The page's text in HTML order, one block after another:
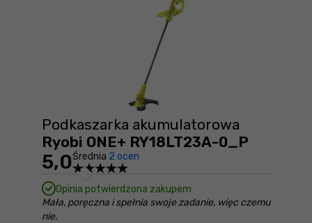
Podkaszarka akumulatorowa
Ryobi ONE+ RY18LT23A-0_P
5,0Średnia 2 ocen
Opinia potwierdzona zakupem
Mała, poręczna i spełnia swoje zadanie, więc czemu
nie.